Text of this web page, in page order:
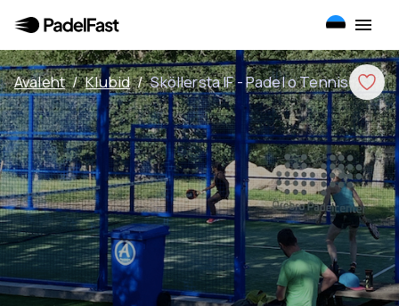
Avaleht / Klubid / Sköllersta IF - Padel o Tennis